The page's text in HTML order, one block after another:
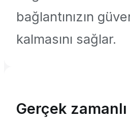
bağlantınızın
kalmasını sağlar.
Gerçek zamanlı